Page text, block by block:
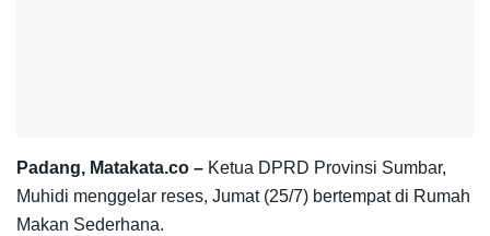
Padang, Matakata.co – Ketua DPRD Provinsi Sumbar,
Muhidi menggelar reses, Jumat (25/7) bertempat di Rumah
Makan Sederhana.